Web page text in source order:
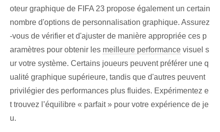
oteur graphique de FIFA 23 propose également un certain
nombre d'options de personnalisation graphique. ⁤Assurez
-vous de vérifier et ⁤d'ajuster de manière appropriée ces ⁤p
aramètres pour obtenir les meilleure performance visuel s
ur ‌votre‍ système. Certains joueurs peuvent préférer une q
ualité graphique supérieure, tandis que d'autres peuvent
privilégier des performances plus fluides. Expérimentez e
t trouvez l’équilibre « parfait » pour votre expérience de je
u.